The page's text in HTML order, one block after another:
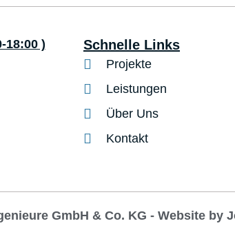
18:00 )
Schnelle Links
Projekte
Leistungen
Über Uns
Kontakt
GmbH & Co. KG - Website by